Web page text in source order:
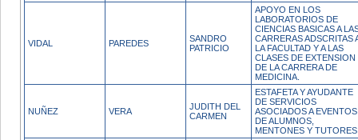
VIDAL PAREDES
SANDRO
PATRICIO
APOYO EN LOS
LABORATORIOS DE
CIENCIAS BASICAS A
CARRERAS ADSCRITAS
LA FACULTAD Y A LAS
CLASES DE EXTENSION
DE LA CARRERA DE
MEDICINA.
NUÑEZ VERA
JUDITH DEL
CARMEN
ESTAFETA Y AYUDANTE
DE SERVICIOS
ASOCIADOS A EVENTOS
DE ALUMNOS,
MENTONES Y TUTORES